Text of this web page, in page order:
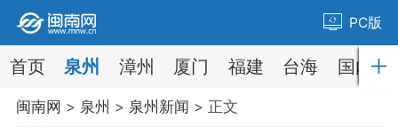
PC版
首页 泉州 漳州 厦门 福建 台海 国内
闽南网 > 泉州 > 泉州新闻 > 正文